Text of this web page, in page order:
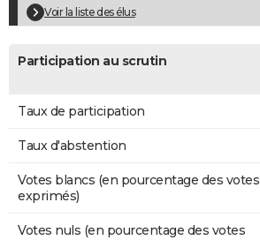
FORUMVoir la liste des élus
Participation au scrutin
Taux de participation
Taux d'abstention
Votes blancs (en pourcentage des votes
exprimés)
Votes nuls (en pourcentage des votes